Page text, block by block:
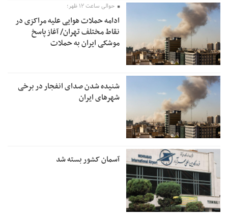
حوالی ساعت ۱۲ ظهر؛
ادامه حملات هوایی علیه مراکزی در
نقاط مختلف تهران/ آغاز پاسخ
موشکی ایران به حملات
شنیده شدن صدای انفجار در برخی
شهرهای ایران
آسمان کشور بسته شد